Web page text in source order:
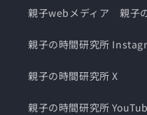
親子webメディア 親子
親子の時間研究所
親子の時間研究所 X
親子の時間研究所